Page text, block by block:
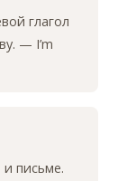
глагол
— I’m
письме.